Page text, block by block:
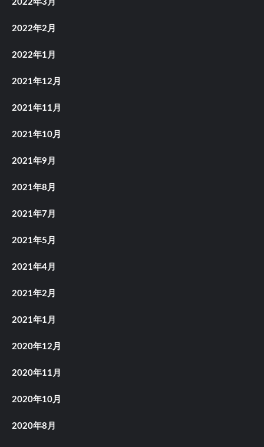
2022年3月
2022年2月
2022年1月
2021年12月
2021年11月
2021年10月
2021年9月
2021年8月
2021年7月
2021年5月
2021年4月
2021年2月
2021年1月
2020年12月
2020年11月
2020年10月
2020年8月